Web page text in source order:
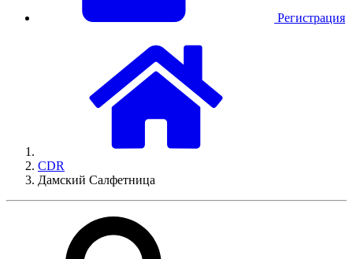
Регистрация
CDR
Дамский Салфетница